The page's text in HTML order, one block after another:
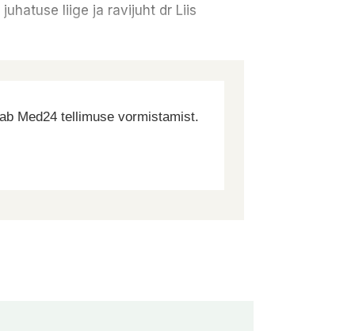
liige ja ravijuht dr Liis
Med24 tellimuse vormistamist.